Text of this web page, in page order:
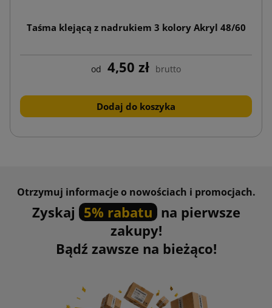
Taśma klejącą z nadrukiem 3 kolory Akryl 48/60
od 4,50 zł brutto
Dodaj do koszyka
Otrzymuj informacje o nowościach i promocjach.
Zyskaj 5% rabatu na pierwsze
zakupy!
Bądź zawsze na bieżąco!